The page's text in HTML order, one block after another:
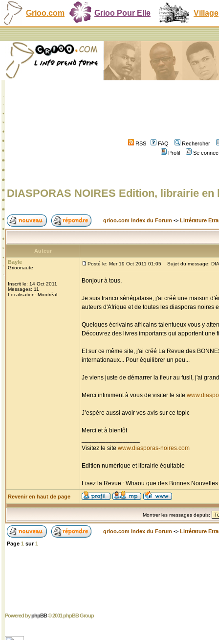
Grioo.com Grioo Pour Elle Village
RSS FAQ
Rechercher
Profil
Se
DIASPORAS NOIRES Edition, librairie en
grioo.com Index du Forum -> Littérature
Auteur
Bayle
Grioonaute
Inscrit le: 14 Oct 2011
Messages: 11
Localisation: Montréal
Posté le: Mer 19 Oct 2011 01:05 Sujet du message:
Bonjour à tous,
Je suis franco sénégalaise, j'ai créé une maison
auteurs d'Afrique et de toutes les diasporas noires
Quelques écrivains africains talentueux vous y
Découvrez des livres importants qui apportent
Et sur ce même site, j'ai créé La Revue des
internationaux... Pour équilibrer un peu...
Je viens juste de démarrer la fleur au fusil, j'ai
Merci infiniment à vous de visiter le site
J’espère aussi avoir vos avis sur ce topic
Merci et à bientôt
Visitez le site www.diasporas-noires.com
Edition numérique et librairie équitable
Lisez la Revue : Whaou que des Bonnes
Revenir en haut de page
Montrer les messages depuis:
grioo.com Index du Forum -> Littérature
Page 1 sur1
Powered byphpBB© 2001 phpBB Group